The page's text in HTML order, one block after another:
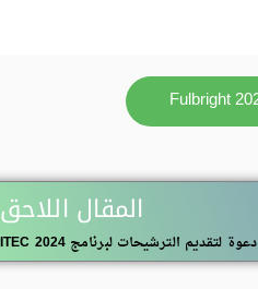
المقال اللاحق
دعوة لتقديم الترشيحات لبرنامج ITEC 2024